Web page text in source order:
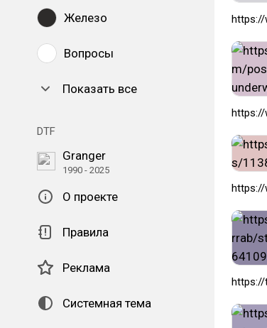
Железо
Вопросы
Показать все
DTF
Granger
1990 - 2025
О проекте
Правила
Реклама
Системная тема
https://
https://
https://
https://